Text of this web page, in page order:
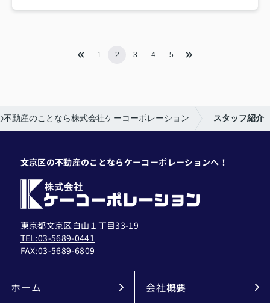
1 2 3 4 5
不動産のことなら株式会社ケーコーポレーション スタッフ紹介
文京区の不動産のことならケーコーポレーションへ！
東京都文京区白山１丁目33-19
TEL:03-5689-0441
FAX:03-5689-6809
ホーム 会社概要